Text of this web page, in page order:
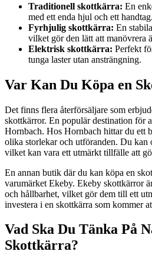
Traditionell skottkärra: En
med ett enda hjul och ett handtag.
Fyrhjulig skottkärra: En
vilket gör den lätt att manövrera
Elektrisk skottkärra: Perfekt
tunga laster utan ansträngning.
Var Kan Du Köpa en
Det finns flera återförsäljare som
skottkärror. En populär destination för
Hornbach. Hos Hornbach hittar du ett
olika storlekar och utföranden. Du kan
vilket kan vara ett utmärkt tillfälle att
En annan butik där du kan köpa en
varumärket Ekeby. Ekeby skottkärror
och hållbarhet, vilket gör dem till ett
investera i en skottkärra som kommer
Vad Ska Du Tänka På
Skottkärra?